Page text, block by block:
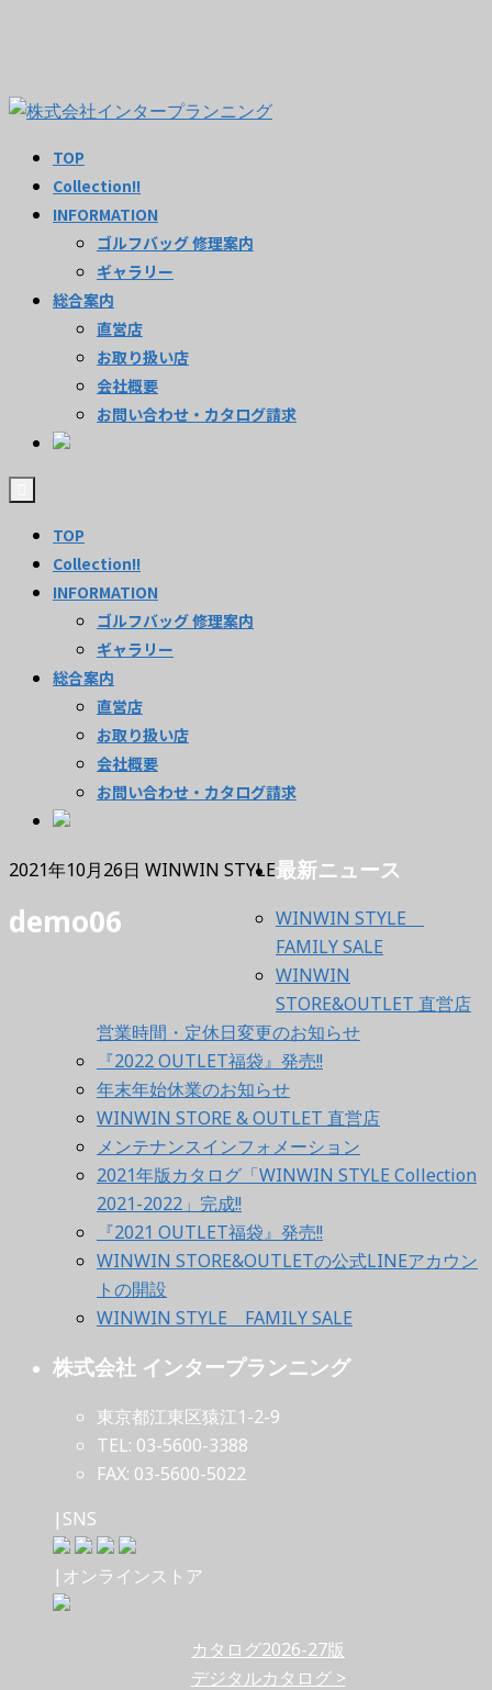
TOP
Collection!!
INFORMATION
ゴルフバッグ 修理案内
ギャラリー
総合案内
直営店
お取り扱い店
会社概要
お問い合わせ・カタログ請求
TOP
Collection!!
INFORMATION
ゴルフバッグ 修理案内
ギャラリー
総合案内
直営店
お取り扱い店
会社概要
お問い合わせ・カタログ請求
2021年10月26日 WINWIN STYLE
demo06
最新ニュース
WINWIN STYLE
FAMILY SALE
WINWIN
STORE&OUTLET 直営店
営業時間・定休日変更のお知らせ
『2022 OUTLET福袋』発売!!
年末年始休業のお知らせ
WINWIN STORE & OUTLET 直営店
メンテナンスインフォメーション
2021年版カタログ「WINWIN STYLE Collection
2021-2022」完成!!
『2021 OUTLET福袋』発売!!
WINWIN STORE&OUTLETの公式LINEアカウン
トの開設
WINWIN STYLE FAMILY SALE
株式会社 インタープランニング
東京都江東区猿江1-2-9
TEL: 03-5600-3388
FAX: 03-5600-5022
|SNS
|オンラインストア
カタログ2026-27版
デジタルカタログ >